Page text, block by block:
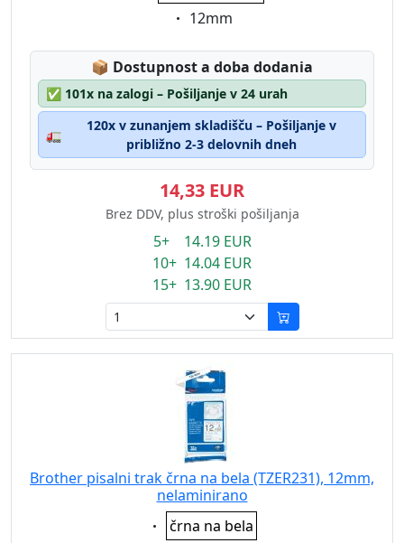
Eigenschaft:
12mm
📦 Lagerstatus:
Dostupnost a doba dodania
✅ 101x na zalogi – Pošiljanje v 24 urah
🚛
120x v zunanjem skladišču – Pošiljanje v
približno 2-3 delovnih dneh
14,33 EUR
Brez DDV, plus stroški pošiljanja
5+ 14.19 EUR
10+ 14.04 EUR
15+ 13.90 EUR
Brother pisalni trak črna na bela (TZER231), 12mm,
nelaminirano
Eigenschaft:
črna na bela